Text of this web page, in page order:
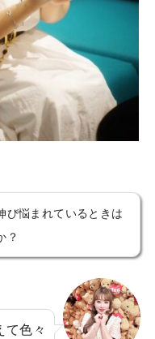
び悩まれているときは
？
て色々